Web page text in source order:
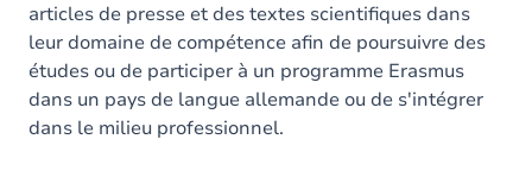
articles de presse et des textes scientifiques dans
leur domaine de compétence afin de poursuivre des
études ou de participer à un programme Erasmus
dans un pays de langue allemande ou de s'intégrer
dans le milieu professionnel.